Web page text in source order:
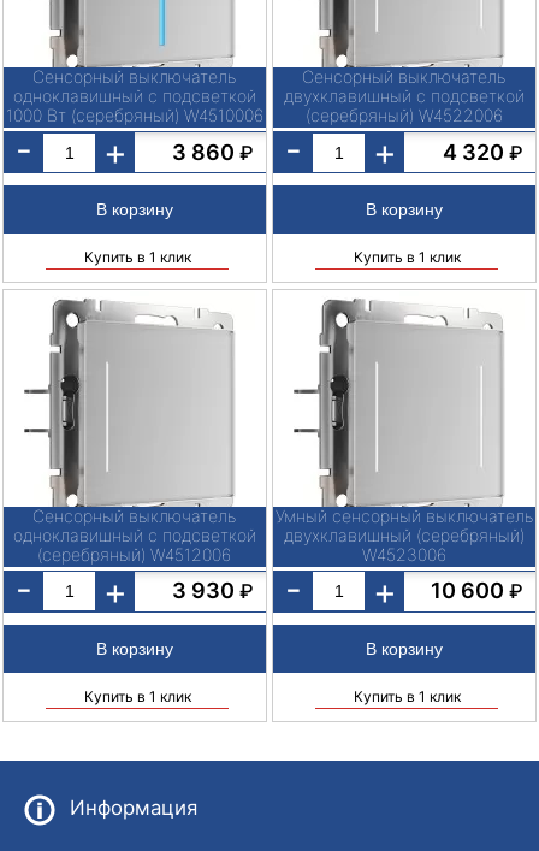
Сенсорный выключатель
одноклавишный с подсветкой
1000 Вт (серебряный) W4510006
- + 3 860 ₽
Купить в 1 клик
Сенсорный выключатель
двухклавишный с подсветкой
(серебряный) W4522006
- + 4 320 ₽
Купить в 1 клик
Сенсорный выключатель
одноклавишный с подсветкой
(серебряный) W4512006
- + 3 930 ₽
Купить в 1 клик
Умный сенсорный выключатель
двухклавишный (серебряный)
W4523006
- + 10 600 ₽
Купить в 1 клик
Информация